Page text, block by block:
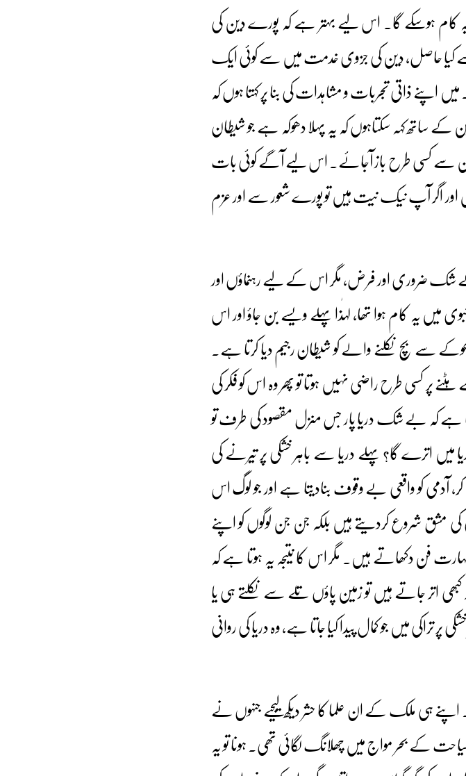
کام ہوسکے گا۔ اس لیے بہتر ہے کہ پورے دین کی
کیا حاصل، دین کی جزوی خدمت میں سے کوئی ایک
ذاتی تجربات و مشاہدات کی بنا پر کہتا ہوں کہ
ساتھ کہہ سکتاہوں کہ یہ پہلا دھوکہ ہے جو شیطان
سے کسی طرح باز آجائے۔ اس لیے آگے کوئی بات
اگر آپ نیک نیت ہیں تو پورے شعور سے اور عزم
شک ضروری اور فرض، مگر اس کے لیے رہنماؤں اور
میں یہ کام ہوا تھا، لہٰذا پہلے ویسے بن جاؤ اور اس
سے بچ نکلنے والے کو شیطان رجیم دیا کرتا ہے۔
کسی طرح راضی نہیں ہوتا تو پھر وہ اس کو فکر کی
ہے کہ بے شک دریا پار جس منزل مقصود کی طرف تو
میں اترے گا؟ پہلے دریا سے باہر خشکی پر تیرنے کی
آدمی کو واقعی بے وقوف بنادیتا ہے اور جو لوگ اس
شروع کردیتے ہیں بلکہ جن جن لوگوں کو اپنے
فن دکھاتے ہیں۔ مگر اس کا نتیجہ یہ ہوتا ہے کہ
کبھی اتر جاتے ہیں تو زمین پاؤں تلے سے نکلتے ہی یا
تراکی میں جو کمال پیدا کیا جاتا ہے، وہ دریا کی روانی
ملک کے ان علما کا حشر دیکھ لیجیے جنہوں نے
کے بحر مواج میں چھلانگ لگائی تھی۔ ہونا تو یہ